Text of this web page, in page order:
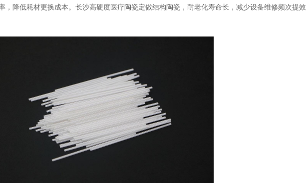
，降低耗材更换成本。长沙高硬度医疗陶瓷定做结构陶瓷，耐老化寿命长，减少设备维修频次提效